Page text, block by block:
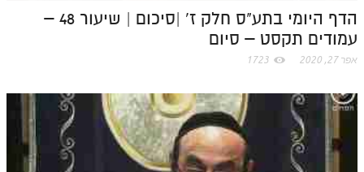
הדף היומי בתע"ס חלק ז' |סיכום | שיעור 48 –
עמודים תקסט – סיום
אפר 27, 2020 1723